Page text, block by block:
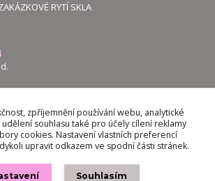
RYTÍ SKLA
zpříjemnění používání webu, analytické
souhlasu také pro účely cílení reklamy
cookies. Nastavení vlastních preferencí
upravit odkazem ve spodní části stránek.
Souhlasím